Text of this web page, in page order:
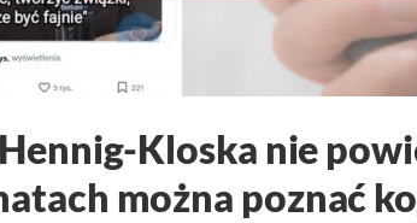
Kloska nie
można poznać